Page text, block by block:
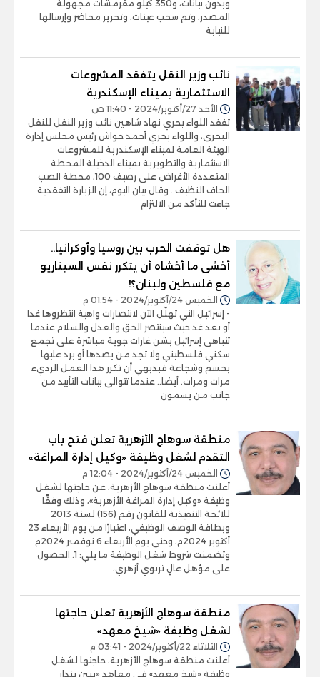
وبدون بيانات، و350 كيلو مقرمشات مجهولة
المصدر، وتم سحب عينات، وتحرير محاضر وإرسالها
للنيابة
نائب وزير النقل يتفقد المشروعات
الاستثمارية بميناء الإسكندرية
الأحد 27/أكتوبر/2024 - 11:40 ص
تفقد اللواء بحري نهاد شاهين نائب وزير النقل للنقل
البحرى، واللواء بحري أحمد حواش رئيس مجلس إدارة
الهيئة العامة لميناء الإسكندرية للمشروعات
الاستثمارية والتطويرية بميناء الدخيلة المحطة
المتعددة الأغراض على رصيف 100، محطة الصب
الجاف النظيف . وقال بيان اليوم، إن الزيارة التفقدية
جاءت للتأكد من الالتزام
هل توقفت الحرب بين روسيا وأوكرانيا..
أخشى ما أخشاه أن يتكرر نفس السيناريو
مع فلسطين ولبنان؟!
الخميس 24/أكتوبر/2024 - 01:54 م
- إسرائيل التي تهلّل الآن لانتصارات واهية انتظروها غدا
أو بعد غد حيث سينتصر الحق والعدل والسلام عندما
تتباهى إسرائيل بشن غارات جوية مباشرة على تجمع
سكني فلسطيني ولا تجد من يصدها أو يرد عليها
بحسم وشجاعة فبديهي أن تكرر هذا العمل الرديء
مرات ومرات. أيضا.. عندما تتوالى بيانات التأييد من
جانب من يسمون
منطقة سوهاج الأزهرية تعلن فتح باب
التقدم لشغل وظيفة «وكيل إدارة المراغة»
الخميس 24/أكتوبر/2024 - 12:04 م
أعلنت منطقة سوهاج الأزهرية، عن حاجتها لشغل
وظيفة «وكيل إدارة المراغة الأزهرية»، وذلك وفقًا
للائحة التنفيذية للقانون رقم (156) لسنة 2013
وبطاقة الوصف الوظيفي، اعتبارًا من يوم الأربعاء 23
أكتوبر 2024م، وحتى يوم الأربعاء 6 نوفمبر 2024م.
وتضمنت شروط شغل الوظيفة ما يلي: 1. الحصول
على مؤهل عالٍ تربوي أزهري،
منطقة سوهاج الأزهرية تعلن حاجتها
لشغل وظيفة «شيخ معهد»
الثلاثاء 22/أكتوبر/2024 - 03:41 م
أعلنت منطقة سوهاج الأزهرية، حاجتها لشغل
وظيفة «شيخ معهد» في معاهد «بنين بندار